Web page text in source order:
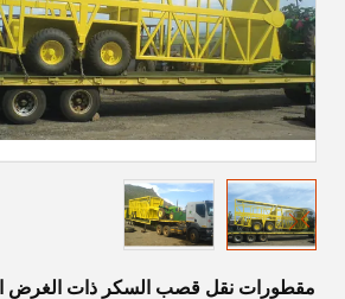
مقطورات نقل قصب السكر ذات الغرض